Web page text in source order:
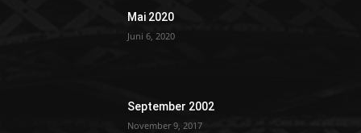
Mai 2020
Juni 6, 2020
September 2002
November 9, 2017